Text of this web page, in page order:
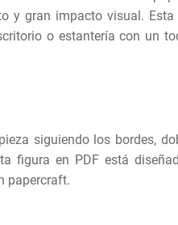
y gran impacto visual. Esta
o estantería con un
siguiendo los bordes,
figura en PDF está
papercraft.